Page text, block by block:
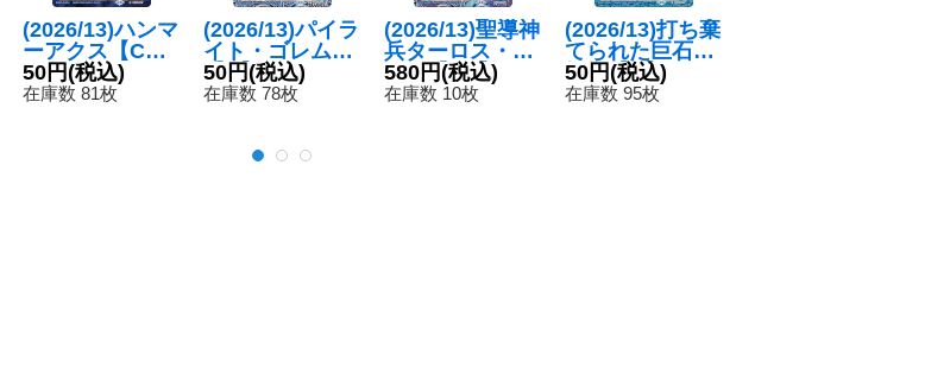
(2026/13)ハンマ
ーアクス【C】
{BS76-067}
《青》
50円(税込)
在庫数 81枚
(2026/13)パイラ
イト・ゴレム
【C】{BS76-05
5}《青》
50円(税込)
在庫数 78枚
(2026/13)聖導神
兵ターロス・ゴ
レム【CP】{BS
76-CP06}《青》
580円(税込)
在庫数 10枚
(2026/13)打ち棄
てられた巨石採
掘場【C】{BS7
6-077}《青》
50円(税込)
在庫数 95枚